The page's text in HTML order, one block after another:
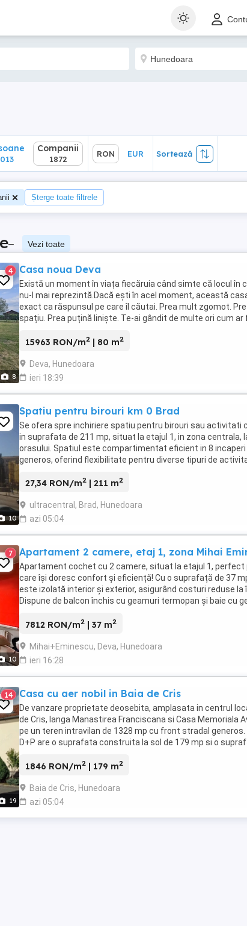
Sortează
Companii
1872
RON EUR Sortează
Șterge toate filtrele
– Vezi toate
8
4 Casa noua Deva
Există un moment în viața fiecăruia când simte că locul în
nu-l mai reprezintă.Dacă ești în acel moment, această
exact ca răspunsul pe care îl căutai. Prea mult zgomot.
spațiu. Prea puțină liniște. Te-ai gândit de multe ori cum ar
15963 RON/m2 | 80 m2
Deva, Hunedoara
ieri 18:39
10
Spatiu pentru birouri km 0 Brad
Se ofera spre inchiriere spatiu pentru birouri sau activitati
in suprafata de 211 mp, situat la etajul 1, in zona centrala,
orasului. Spatiul este compartimentat eficient in 8 incaperi
generos, oferind flexibilitate pentru diverse tipuri de
27,34 RON/m2 | 211 m2
ultracentral, Brad, Hunedoara
azi 05:04
10
7 Apartament 2 camere, etaj 1, zona Mihai
Apartament cochet cu 2 camere, situat la etajul 1, perfect
care își doresc confort și eficiență! Cu o suprafață de 37
este izolată interior și exterior, asigurând costuri reduse la
Dispune de balcon închis cu geamuri termopan și baie cu
7812 RON/m2 | 37 m2
Mihai+Eminescu, Deva, Hunedoara
ieri 16:28
19
14 Casa cu aer nobil in Baia de Cris
De vanzare proprietate deosebita, amplasata in centrul
de Cris, langa Manastirea Franciscana si Casa Memoriala
pe un teren intravilan de 1328 mp cu front stradal generos.
D+P are o suprafata construita la sol de 179 mp si o
1846 RON/m2 | 179 m2
Baia de Cris, Hunedoara
azi 05:04